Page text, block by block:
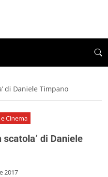
di Daniele Timpano
Cinema
scatola’ di Daniele
2017